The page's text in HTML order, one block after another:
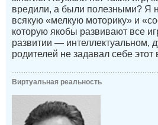
вредили, а были полезными? Я
всякую «мелкую моторику» и
которую якобы развивают все
развитии — интеллектуальном,
родителей не задавал себе этот
Виртуальная реальность